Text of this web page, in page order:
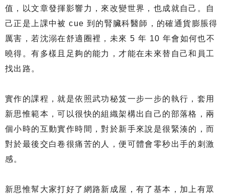
值，以文章發揮影響力，來改變世界，也成就自己。自
己正是上課中被 cue 到的腎臟科醫師，的確通貨膨脹得
厲害，若沈溺在舒適圈裡，未來 5 年 10 年會如何也不
曉得。有多樣且足夠的能力，才能在未來替自己和員工
找出路。
實作的課程，就是依照武功秘笈一步一步的執行，套用
新思惟範本，可以很快的組織架構出自己的部落格，兩
個小時的互動實作時間，對於新手來說是很緊湊的，而
對於最後交白卷很痛苦的人，便可體會零秒出手的刺激
感。
新思惟幫大家打好了網路新成屋，有了基本，加上有眾